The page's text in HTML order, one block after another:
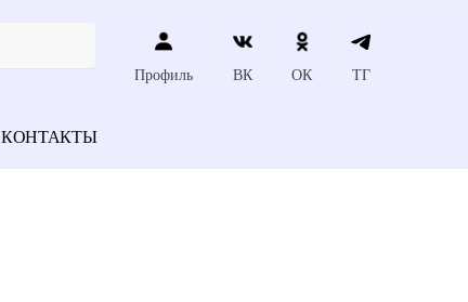
Профиль ВК ОК ТГ
КОНТАКТЫ